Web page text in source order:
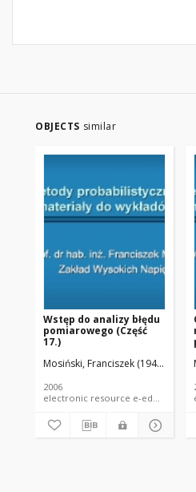
OBJECTS similar
Wstęp do analizy błędu
pomiarowego (Część
17.)
Mosiński, Franciszek (1946- ).
2006